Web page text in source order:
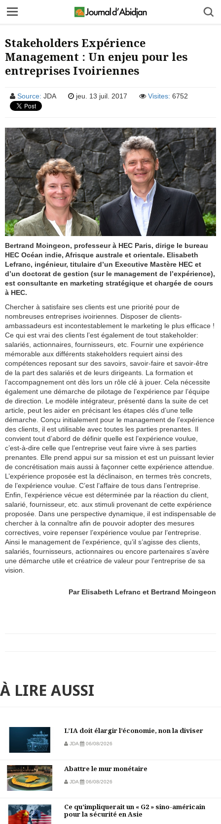
Stakeholders Expérience
Management : Un enjeu pour les
entreprises Ivoiriennes
Source: JDA jeu. 13 juil. 2017 Visites: 6752
Bertrand Moingeon, professeur à HEC Paris, dirige le bureau
HEC Océan indie, Afrisque australe et orientale. Elisabeth
Lefranc, ingénieur, titulaire d’un Executive Mastère HEC et
d’un doctorat de gestion (sur le management de l’expérience),
est consultante en marketing stratégique et chargée de cours
à HEC.
Chercher à satisfaire ses clients est une priorité pour de
nombreuses entreprises ivoiriennes. Disposer de clients-
ambassadeurs est incontestablement le marketing le plus efficace !
Ce qui est vrai des clients l’est également de tout stakeholder:
salariés, actionnaires, fournisseurs, etc. Fournir une expérience
mémorable aux différents stakeholders requiert ainsi des
compétences reposant sur des savoirs, savoir-faire et savoir-être
de la part des salariés et de leurs dirigeants. La formation et
l’accompagnement ont dès lors un rôle clé à jouer. Cela nécessite
également une démarche de pilotage de l’expérience par l’équipe
de direction. Le modèle intégrateur, présenté dans la suite de cet
article, peut les aider en précisant les étapes clés d’une telle
démarche. Conçu initialement pour le management de l’expérience
des clients, il est utilisable avec toutes les parties prenantes. Il
convient tout d’abord de définir quelle est l’expérience voulue,
c’est-à-dire celle que l’entreprise veut faire vivre à ses parties
prenantes. Elle prend appui sur sa mission et est un puissant levier
de concrétisation mais aussi à façonner cette expérience attendue.
L’expérience proposée est la déclinaison, en termes très concrets,
de l’expérience voulue. C’est l’affaire de tous dans l’entreprise.
Enfin, l’expérience vécue est déterminée par la réaction du client,
salarié, fournisseur, etc. aux stimuli provenant de cette expérience
proposée. Dans une perspective dynamique, il est indispensable de
chercher à la connaître afin de pouvoir adopter des mesures
correctives, voire repenser l’expérience voulue par l’entreprise.
Ainsi le management de l’expérience, qu’il s’agisse des clients,
salariés, fournisseurs, actionnaires ou encore partenaires s’avère
une démarche utile et créatrice de valeur pour l’entreprise de sa
vision.
Par Elisabeth Lefranc et Bertrand Moingeon
À LIRE AUSSI
L’IA doit élargir l’économie, non la diviser
JDA 06/08/2026
Abattre le mur monétaire
JDA 06/08/2026
Ce qu’impliquerait un « G2 » sino-américain
pour la sécurité en Asie